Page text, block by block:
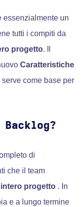
essenzialmente un
tutti i compiti da
progetto. Il
Caratteristiche
come base per
di
che il team
progetto . In
e a lungo termine